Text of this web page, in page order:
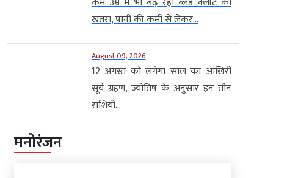
खतरा, पानी की कमी से लेकर...
August 09, 2026
12 अगस्त को लगेगा साल का आखिरी
सूर्य ग्रहण, ज्योतिष के अनुसार इन तीन
राशियों...
मनोरंजन